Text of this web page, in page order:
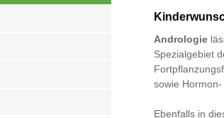
Andrologie
Spezialgebiet
sowie Hormon-
Ebenfalls in